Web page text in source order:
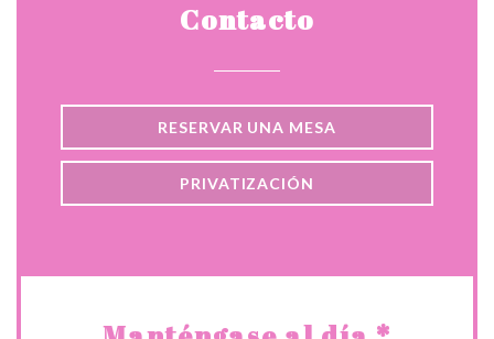
Contacto
RESERVAR UNA MESA
PRIVATIZACIÓN